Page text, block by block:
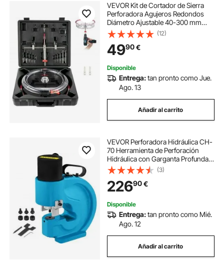
VEVOR Kit de Cortador de Sierra
Perforadora Agujeros Redondos
Diámetro Ajustable 40-300 mm
Cortador de Sierra de Orificio
Circular Acero Sierra de Perforación
con Recoge Polvo para Techo
Cemento Yeso
(12)
4990€
Disponible
Entrega:tan pronto como Jue.
Ago. 13
Añadir al carrito
VEVOR Perforadora Hidráulica CH-
70 Herramienta de Perforación
Hidráulica con Garganta Profunda
110 mm, Perforador Hidráulico,
Herramienta Perforadora de Hierro
Metal con Fuerza de Perforación 35
T
(3)
22690€
Disponible
Entrega:tan pronto como Mié.
Ago. 12
Añadir al carrito